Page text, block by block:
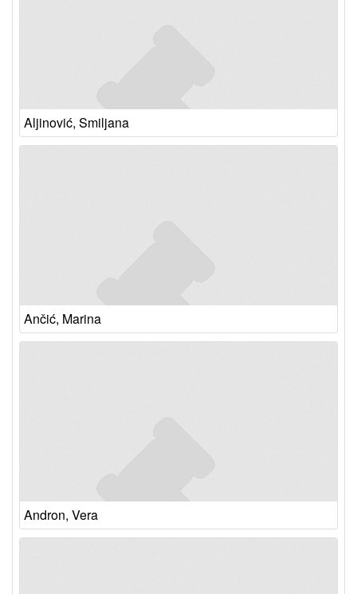
Aljinović, Smiljana
Ančić, Marina
Andron, Vera